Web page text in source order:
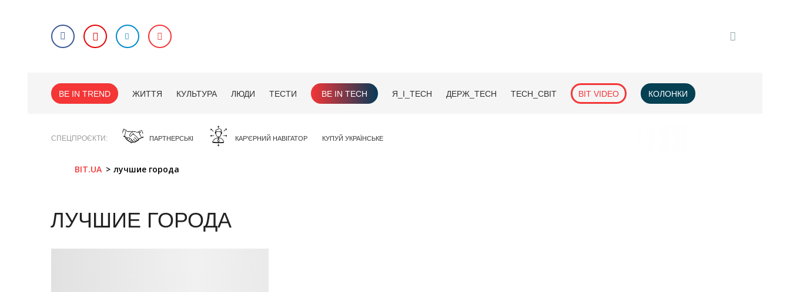
BE IN TREND ЖИТТЯ КУЛЬТУРА ЛЮДИ ТЕСТИ BE IN TECH Я_І_TECH ДЕРЖ_TECH TECH_СВІТ BIT VIDEO КОЛОНКИ
СПЕЦПРОЄКТИ ПАРТНЕРСЬКІ КАР'ЄРНИЙ НАВІГАТОР КУПУЙ УКРАЇНСЬКЕ
BIT.UA лучшие города
ЛУЧШИЕ ГОРОДА